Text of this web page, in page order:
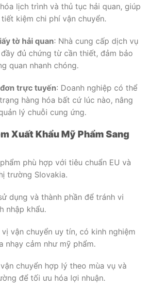
lịch trình và thủ tục hải quan, giúp
kiệm chi phí vận chuyển.
tờ hải quan: Nhà cung cấp dịch vụ
đủ chứng từ cần thiết, đảm bảo
quan nhanh chóng.
trực tuyến: Doanh nghiệp có thể
hàng hóa bất cứ lúc nào, nâng
lý chuỗi cung ứng.
Xuất Khẩu Mỹ Phẩm Sang
phù hợp với tiêu chuẩn EU và
trường Slovakia.
dụng và thành phần để tránh vi
nhập khẩu.
vận chuyển uy tín, có kinh nghiệm
nhạy cảm như mỹ phẩm.
chuyển hợp lý theo mùa vụ và
để tối ưu hóa lợi nhuận.